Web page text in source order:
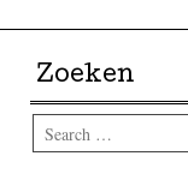
Zoeken
Search